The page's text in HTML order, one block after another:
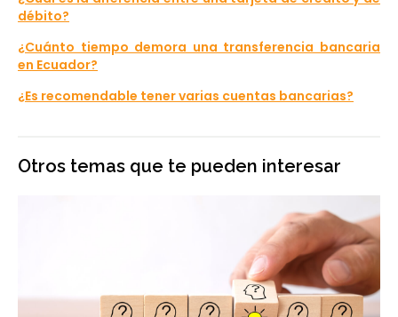
débito?
¿Cuánto tiempo demora una transferencia bancaria
en Ecuador?
¿Es recomendable tener varias cuentas bancarias?
Otros temas que te pueden interesar